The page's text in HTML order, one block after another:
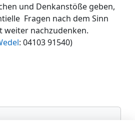
und Denkanstöße geben,
Fragen nach dem Sinn
weiter nachzudenken.
: 04103 91540)